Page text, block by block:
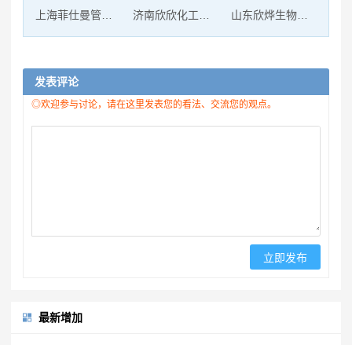
上海菲仕曼管道科技有限公司 济南欣欣化工有限公司 山东欣烨生物科技有限公司
发表评论
◎欢迎参与讨论，请在这里发表您的看法、交流您的观点。
最新增加